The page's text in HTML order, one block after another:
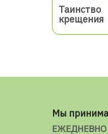
Таинство
крещения
Мы
ЕЖЕДНЕВНО